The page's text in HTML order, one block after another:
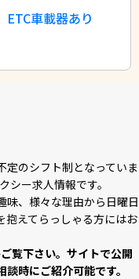
ETC車載器あり
のシフト制となっていま
シー求⼈情報です。
味、様々な理由から⽇曜⽇
抱えてらっしゃる⽅にはお
覧下さい。サイトで公開
時にご紹介可能です。